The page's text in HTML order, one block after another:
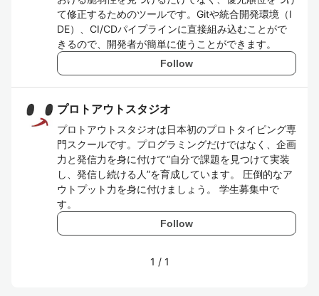
て修正するためのツールです。Gitや統合開発環境（I
DE）、CI/CDパイプラインに直接組み込むことがで
きるので、開発者が簡単に使うことができます。
Follow
プロトアウトスタジオ
プロトアウトスタジオは日本初のプロトタイピング専
門スクールです。プログラミングだけではなく、企画
力と発信力を身に付けて”自分で課題を見つけて実装
し、発信し続ける人”を育成しています。 圧倒的なア
ウトプット力を身に付けましょう。 学生募集中で
す。
Follow
1 / 1